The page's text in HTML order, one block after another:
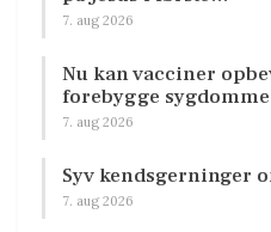
7. aug 2026
Nu kan vacciner
forebygge
7. aug 2026
Syv kendsgerninger
7. aug 2026